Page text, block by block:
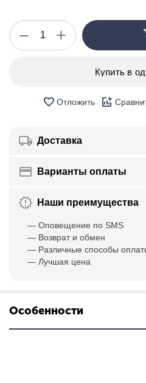
+
−
Купить в
Отложить
Доставка
Варианты оплаты
Наши преимущества
— Оповещение по SMS
— Возврат и обмен
— Различные способы
— Лучшая цена
Особенности